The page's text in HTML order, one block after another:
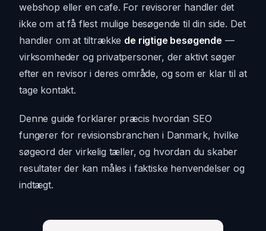
webshop eller en cafe. For revisorer handler det
ikke om at få flest mulige besøgende til din side. Det
handler om at tiltrække de rigtige besøgende —
virksomheder og privatpersoner, der aktivt søger
efter en revisor i deres område, og som er klar til at
tage kontakt.
Denne guide forklarer præcis hvordan SEO
fungerer for revisionsbranchen i Danmark, hvilke
søgeord der virkelig tæller, og hvordan du skaber
resultater der kan måles i faktiske henvendelser og
indtægt.